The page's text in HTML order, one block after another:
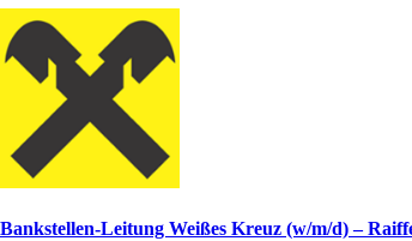
Bankstellen-Leitung Weißes Kreuz (w/m/d) –